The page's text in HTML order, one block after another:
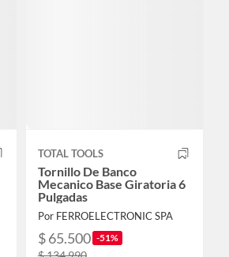
TOTAL TOOLS
Tornillo De Banco
Mecanico Base Giratoria 6
Pulgadas
Por FERROELECTRONIC SPA
$ 65.500 -51%